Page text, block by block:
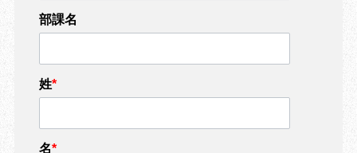
部課名
姓*
名*